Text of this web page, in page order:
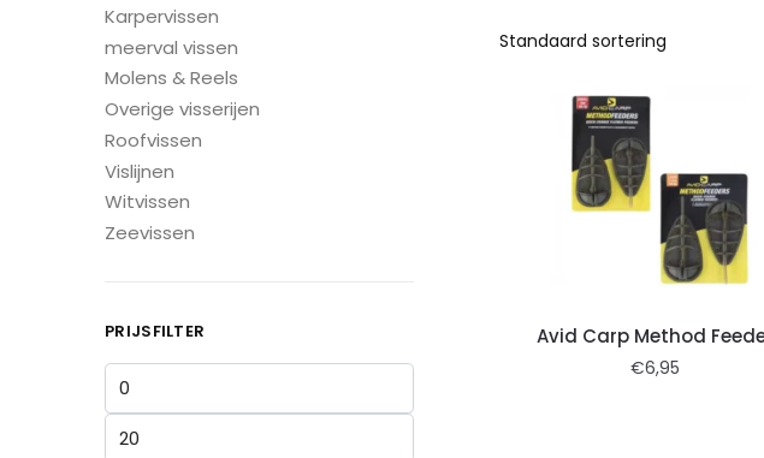
Avid Carp Method
€6,95
Karpervissen
meerval vissen
Molens & Reels
Overige visserijen
Roofvissen
Vislijnen
Witvissen
Zeevissen
PRIJSFILTER